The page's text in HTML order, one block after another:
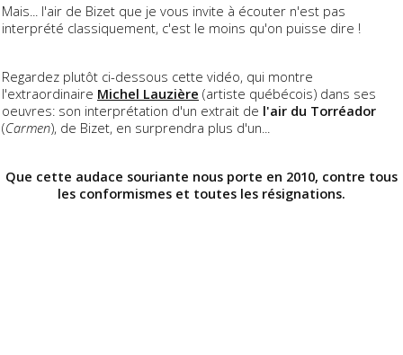
Mais... l'air de Bizet que je vous invite à écouter n'est pas
interprété classiquement, c'est le moins qu'on puisse dire !
Regardez plutôt ci-dessous cette vidéo, qui montre
l'extraordinaire Michel Lauzière (artiste québécois) dans ses
oeuvres: son interprétation d'un extrait de l'air du Torréador
(Carmen), de Bizet, en surprendra plus d'un...
Que cette audace souriante nous porte en 2010, contre tous
les conformismes et toutes les résignations.